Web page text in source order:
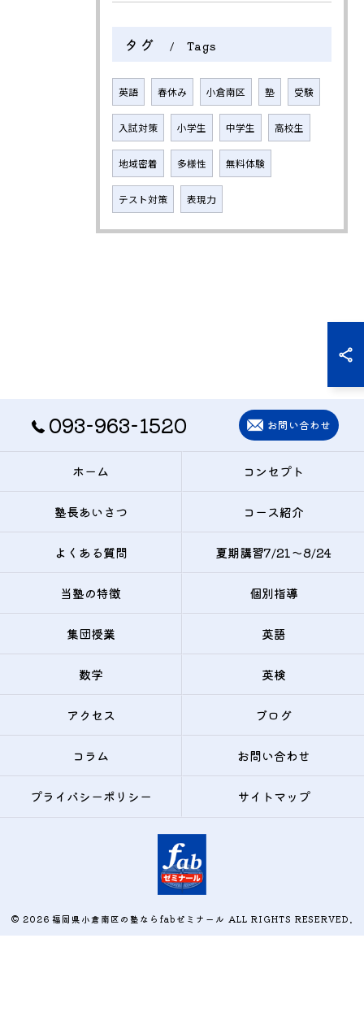
タグ Tags
英語 春休み 小倉南区 塾 受験
入試対策 小学生 中学生 高校生
地域密着 多様性 無料体験
テスト対策 表現力
093-963-1520 お問い合わせ
ホーム コンセプト
塾長あいさつ コース紹介
よくある質問 夏期講習7/21〜8/24
当塾の特徴 個別指導
集団授業 英語
数学 英検
アクセス ブログ
コラム お問い合わせ
プライバシーポリシー サイトマップ
© 2026 福岡県小倉南区の塾ならfabゼミナール ALL RIGHTS RESERVED.